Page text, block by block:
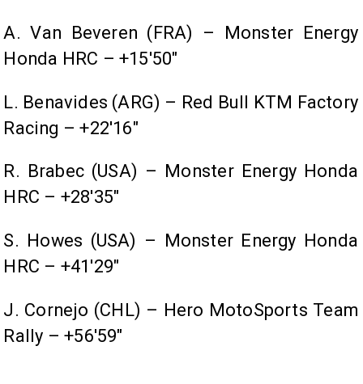
A. Van Beveren (FRA) – Monster Energy
Honda HRC – +15'50"
L. Benavides (ARG) – Red Bull KTM Factory
Racing – +22'16"
R. Brabec (USA) – Monster Energy Honda
HRC – +28'35"
S. Howes (USA) – Monster Energy Honda
HRC – +41'29"
J. Cornejo (CHL) – Hero MotoSports Team
Rally – +56'59"